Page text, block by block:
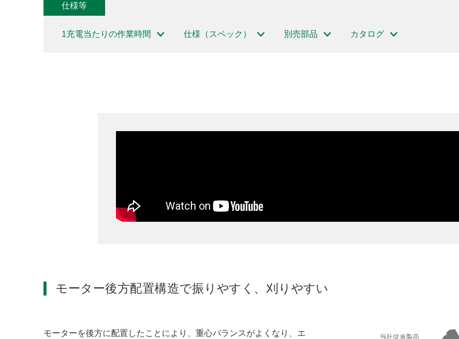
仕様等
1充電当たりの作業時間 仕様（スペック） 別売部品 カタログ
モーター後方配置構造で振りやすく、刈りやすい
モーターを後方に配置したことにより、重心バランスがよくなり、エ